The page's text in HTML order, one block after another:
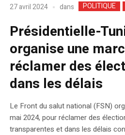
27 avril 2024 dans POLITIQUE
Présidentielle-
organise une
réclamer des
dans les délais
Le Front du salut national (FSN)
mai 2024, pour réclamer des
transparentes et dans les délais